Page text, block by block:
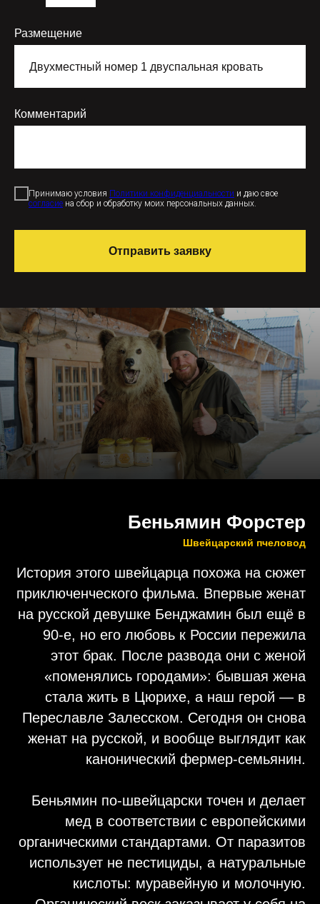
Размещение
Комментарий
Принимаю условия Политики конфиденциальности и даю свое
согласие на сбор и обработку моих персональных данных.
Отправить заявку
Беньямин Форстер
Швейцарский пчеловод
История этого швейцарца похожа на сюжет
приключенческого фильма. Впервые женат
на русской девушке Бенджамин был ещё в
90-е, но его любовь к России пережила
этот брак. После развода они с женой
«поменялись городами»: бывшая жена
стала жить в Цюрихе, а наш герой — в
Переславле Залесском. Сегодня он снова
женат на русской, и вообще выглядит как
канонический фермер-семьянин.
Беньямин по-швейцарски точен и делает
мед в соответствии с европейскими
органическими стандартами. От паразитов
использует не пестициды, а натуральные
кислоты: муравейную и молочную.